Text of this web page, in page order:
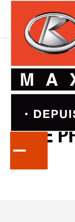
PAGE